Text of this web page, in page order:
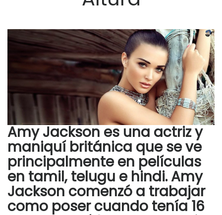
Amy Jackson es una actriz y
maniquí británica que se ve
principalmente en películas
en tamil, telugu e hindi. Amy
Jackson comenzó a trabajar
como poser cuando tenía 16